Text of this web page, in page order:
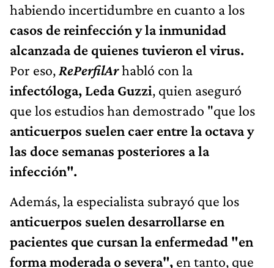
habiendo incertidumbre en cuanto a los
casos de reinfección y la inmunidad
alcanzada de quienes tuvieron el virus.
Por eso,RePerfilArhabló con la
infectóloga, Leda Guzzi, quien aseguró
que los estudios han demostrado "que los
anticuerpos suelen caer entre la octava y
las doce semanas posteriores a la
infección".
Además, la especialista subrayó que los
anticuerpos suelen desarrollarse en
pacientes que cursan la enfermedad "en
forma moderada o severa", en tanto, que